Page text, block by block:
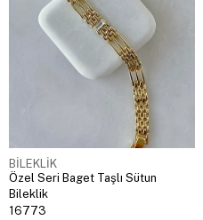
BİLEKLİK
Özel Seri Baget Taşlı Sütun
Bileklik
16773